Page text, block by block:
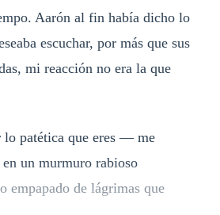
Aarón al fin había dicho lo
escuchar, por más que sus
mi reacción no era la que
patética que eres — me
un murmuro rabioso
empapado de lágrimas que